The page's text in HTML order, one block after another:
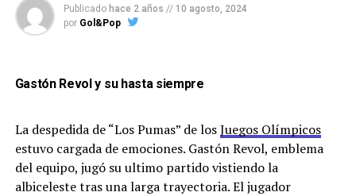
En particular en este juego, comparado con los
otros que estuviste, como lo viste?
Publicado hace 2 años // 10 agosto, 2024
por Gol&Pop
Gastón Revol y su hasta siempre
La despedida de “Los Pumas” de losJuegos Olímpicos
estuvo cargada de emociones. Gastón Revol, emblema
del equipo, jugó su ultimo partido vistiendo la
albiceleste tras una larga trayectoria. El jugador